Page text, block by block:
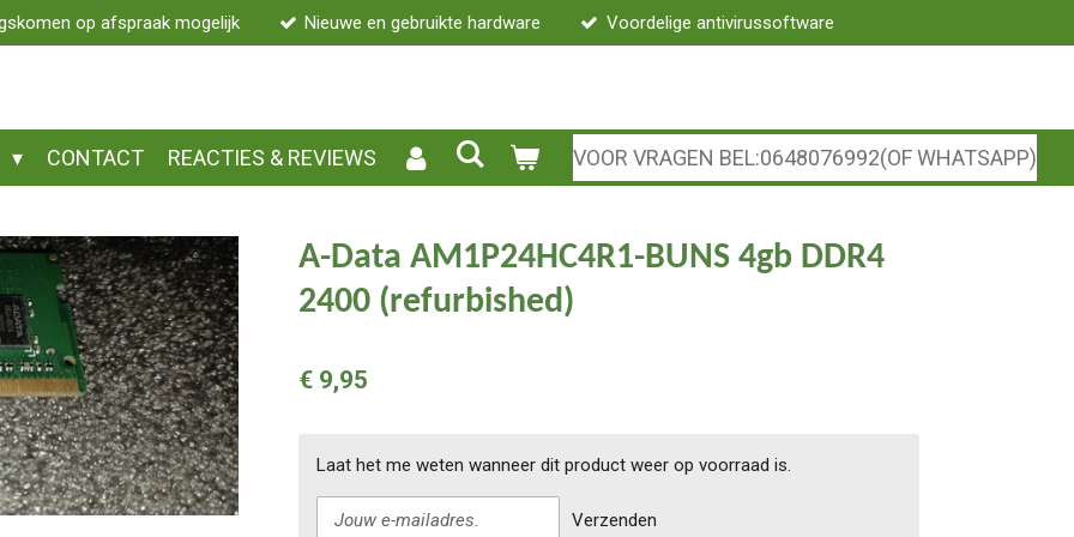
op afspraak mogelijk Nieuwe en gebruikte hardware Voordelige antivirussoftware
CONTACT REACTIES & REVIEWS VOOR VRAGEN BEL:0648076992(OF WHATSAPP)
A-Data AM1P24HC4R1-BUNS 4gb DDR4
2400 (refurbished)
€ 9,95
Laat het me weten wanneer dit product weer op voorraad is.
Verzenden